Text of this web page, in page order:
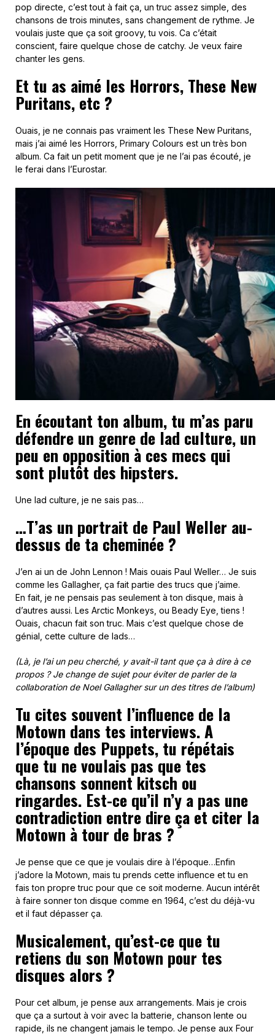
pop directe, c’est tout à fait ça, un truc assez simple, des
chansons de trois minutes, sans changement de rythme. Je
voulais juste que ça soit groovy, tu vois. Ca c’était
conscient, faire quelque chose de catchy. Je veux faire
chanter les gens.
Et tu as aimé les Horrors, These New
Puritans, etc ?
Ouais, je ne connais pas vraiment les These New Puritans,
mais j’ai aimé les Horrors, Primary Colours est un très bon
album. Ca fait un petit moment que je ne l’ai pas écouté, je
le ferai dans l’Eurostar.
En écoutant ton album, tu m’as paru
défendre un genre de lad culture, un
peu en opposition à ces mecs qui
sont plutôt des hipsters.
Une lad culture, je ne sais pas…
…T’as un portrait de Paul Weller au-
dessus de ta cheminée ?
J’en ai un de John Lennon ! Mais ouais Paul Weller… Je suis
comme les Gallagher, ça fait partie des trucs que j’aime.
En fait, je ne pensais pas seulement à ton disque, mais à
d’autres aussi. Les Arctic Monkeys, ou Beady Eye, tiens !
Ouais, chacun fait son truc. Mais c’est quelque chose de
génial, cette culture de lads…
(Là, je l’ai un peu cherché, y avait-il tant que ça à dire à ce
propos ? Je change de sujet pour éviter de parler de la
collaboration de Noel Gallagher sur un des titres de l’album)
Tu cites souvent l’influence de la
Motown dans tes interviews. A
l’époque des Puppets, tu répétais
que tu ne voulais pas que tes
chansons sonnent kitsch ou
ringardes. Est-ce qu’il n’y a pas une
contradiction entre dire ça et citer la
Motown à tour de bras ?
Je pense que ce que je voulais dire à l’époque…Enfin
j’adore la Motown, mais tu prends cette influence et tu en
fais ton propre truc pour que ce soit moderne. Aucun intérêt
à faire sonner ton disque comme en 1964, c’est du déjà-vu
et il faut dépasser ça.
Musicalement, qu’est-ce que tu
retiens du son Motown pour tes
disques alors ?
Pour cet album, je pense aux arrangements. Mais je crois
que ça a surtout à voir avec la batterie, chanson lente ou
rapide, ils ne changent jamais le tempo. Je pense aux Four